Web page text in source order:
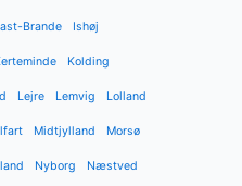
Brande Ishøj
Kolding
Lejre Lemvig Lolland
Midtjylland Morsø
Nyborg Næstved